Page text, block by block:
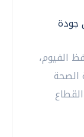
جودة
الفيوم،
الصحة